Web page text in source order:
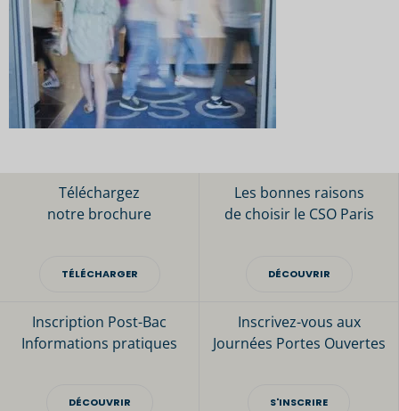
Téléchargez
notre brochure
TÉLÉCHARGER
Les bonnes raisons
de choisir le CSO Paris
DÉCOUVRIR
Inscription Post-Bac
Informations pratiques
DÉCOUVRIR
Inscrivez-vous aux
Journées Portes Ouvertes
S'INSCRIRE